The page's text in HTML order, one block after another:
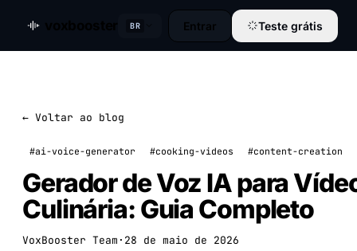
BR Entrar Teste grátis
← Voltar ao blog
#ai-voice-generator #cooking-videos #content-creation
Gerador de Voz IA para
Culinária: Guia Completo
VoxBooster Team · 28 de maio de 2026